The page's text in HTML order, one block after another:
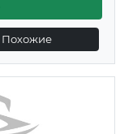
Похожие